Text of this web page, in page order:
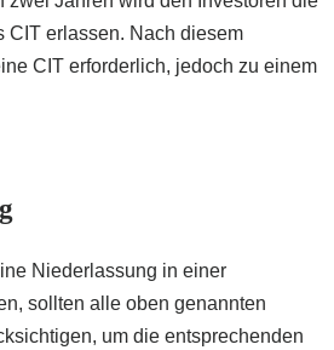
CIT erlassen. Nach diesem
CIT erforderlich, jedoch zu einem
Niederlassung in einer
sollten alle oben genannten
um die entsprechenden